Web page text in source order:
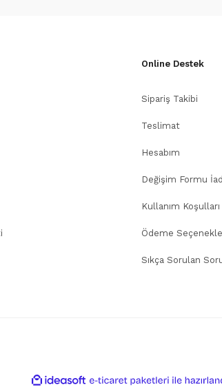
Online Destek
Sipariş Takibi
Teslimat
Hesabım
Değişim Formu
Kullanım Koşulları
Ödeme
Sıkça Sorulan
ideasoft e-